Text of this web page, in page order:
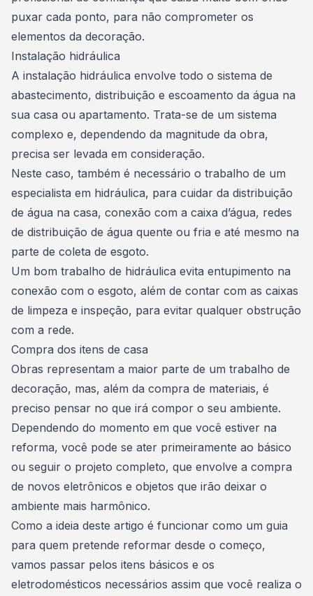
puxar cada ponto, para não comprometer os
elementos da decoração.
Instalação hidráulica
A instalação hidráulica envolve todo o sistema de
abastecimento, distribuição e escoamento da água na
sua casa ou apartamento. Trata-se de um sistema
complexo e, dependendo da magnitude da obra,
precisa ser levada em consideração.
Neste caso, também é necessário o trabalho de um
especialista em hidráulica, para cuidar da distribuição
de água na casa, conexão com a caixa d’água, redes
de distribuição de água quente ou fria e até mesmo na
parte de coleta de esgoto.
Um bom trabalho de hidráulica evita entupimento na
conexão com o esgoto, além de contar com as caixas
de limpeza e inspeção, para evitar qualquer obstrução
com a rede.
Compra dos itens de casa
Obras representam a maior parte de um trabalho de
decoração, mas, além da compra de materiais, é
preciso pensar no que irá compor o seu ambiente.
Dependendo do momento em que você estiver na
reforma, você pode se ater primeiramente ao básico
ou seguir o projeto completo, que envolve a compra
de novos eletrônicos e objetos que irão deixar o
ambiente mais harmônico.
Como a ideia deste artigo é funcionar como um guia
para quem pretende reformar desde o começo,
vamos passar pelos itens básicos e os
eletrodomésticos necessários assim que você realiza o